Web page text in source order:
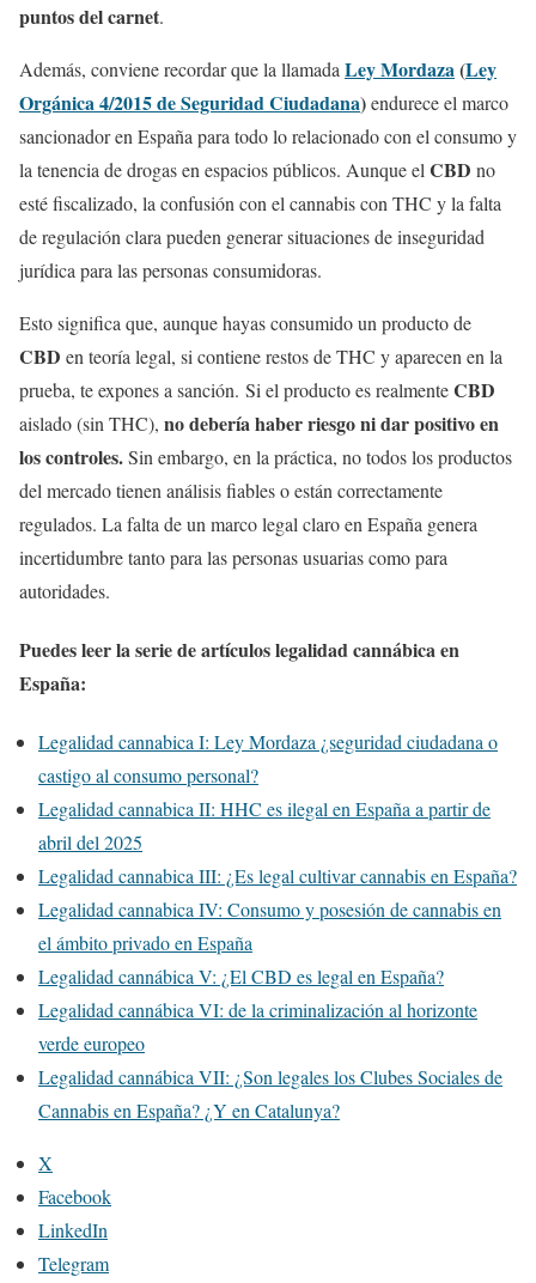
puntos del carnet.
Además, conviene recordar que la llamada Ley Mordaza(Ley
Orgánica 4/2015 de Seguridad Ciudadana)endurece el marco
sancionador en España para todo lo relacionado con el consumo y
la tenencia de drogas en espacios públicos. Aunque el CBD no
esté fiscalizado, la confusión con el cannabis con THC y la falta
de regulación clara pueden generar situaciones de inseguridad
jurídica para las personas consumidoras.
Esto significa que, aunque hayas consumido un producto de
CBD en teoría legal, si contiene restos de THC y aparecen en la
prueba, te expones a sanción. Si el producto es realmenteCBD
aislado (sin THC), no debería haber riesgo ni dar positivo en
los controles.Sin embargo, en la práctica, no todos los productos
del mercado tienen análisis fiables o están correctamente
regulados. La falta de un marco legal claro en España genera
incertidumbre tanto para las personas usuarias como para
autoridades.
Puedes leer la serie de artículos legalidad cannábica en
España:
Legalidad cannabica I: Ley Mordaza ¿seguridad ciudadana o
castigo al consumo personal?
Legalidad cannabica II: HHC es ilegal en España a partir de
abril del 2025
Legalidad cannabica III: ¿Es legal cultivar cannabis en España?
Legalidad cannabica IV: Consumo y posesión de cannabis en
el ámbito privado en España
Legalidad cannábica V: ¿El CBD es legal en España?
Legalidad cannábica VI: de la criminalización al horizonte
verde europeo
Legalidad cannábica VII: ¿Son legales los Clubes Sociales de
Cannabis en España? ¿Y en Catalunya?
X
Facebook
LinkedIn
Telegram